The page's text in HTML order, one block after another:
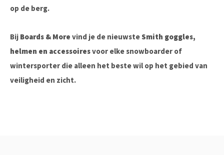
op de berg.
Bij Boards & More vind je de nieuwste Smith goggles,
helmen en accessoiresvoor elke snowboarder of
wintersporter die alleen het beste wil op het gebied van
veiligheid en zicht.